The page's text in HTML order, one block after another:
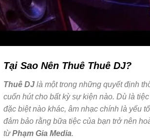
Tại Sao Nên Thuê Thuê DJ?
Thuê DJ là một trong những quyết định
cuốn hút cho bất kỳ sự kiện nào. Dù là
đặc biệt nào khác, âm nhạc chính là yếu
đảm bảo rằng bữa tiệc của bạn trở nên
từPhạm Gia Media.